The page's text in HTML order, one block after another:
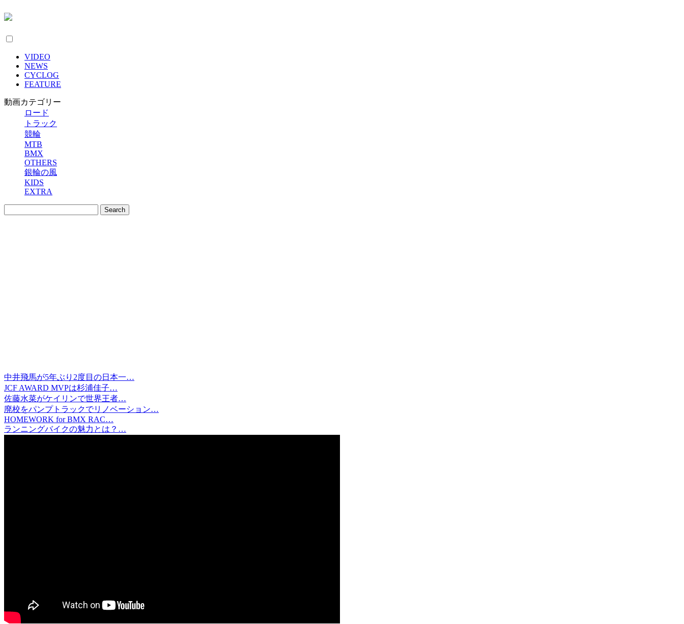
VIDEO
NEWS
CYCLOG
FEATURE
動画カテゴリー
ロード
トラック
競輪
MTB
BMX
OTHERS
銀輪の風
KIDS
EXTRA
中井飛馬が5年ぶり2度目の日本一…
JCF AWARD MVPは杉浦佳子…
佐藤水菜がケイリンで世界王者…
廃校をパンプトラックでリノベーション…
HOMEWORK for BMX RAC…
ランニングバイクの魅力とは？…